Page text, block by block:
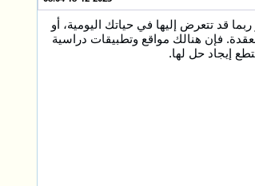
قد تتعرض إليها في حياتك اليومية، أو
فإن هنالك مواقع وتطبيقات دراسية
إيجاد حل لها.